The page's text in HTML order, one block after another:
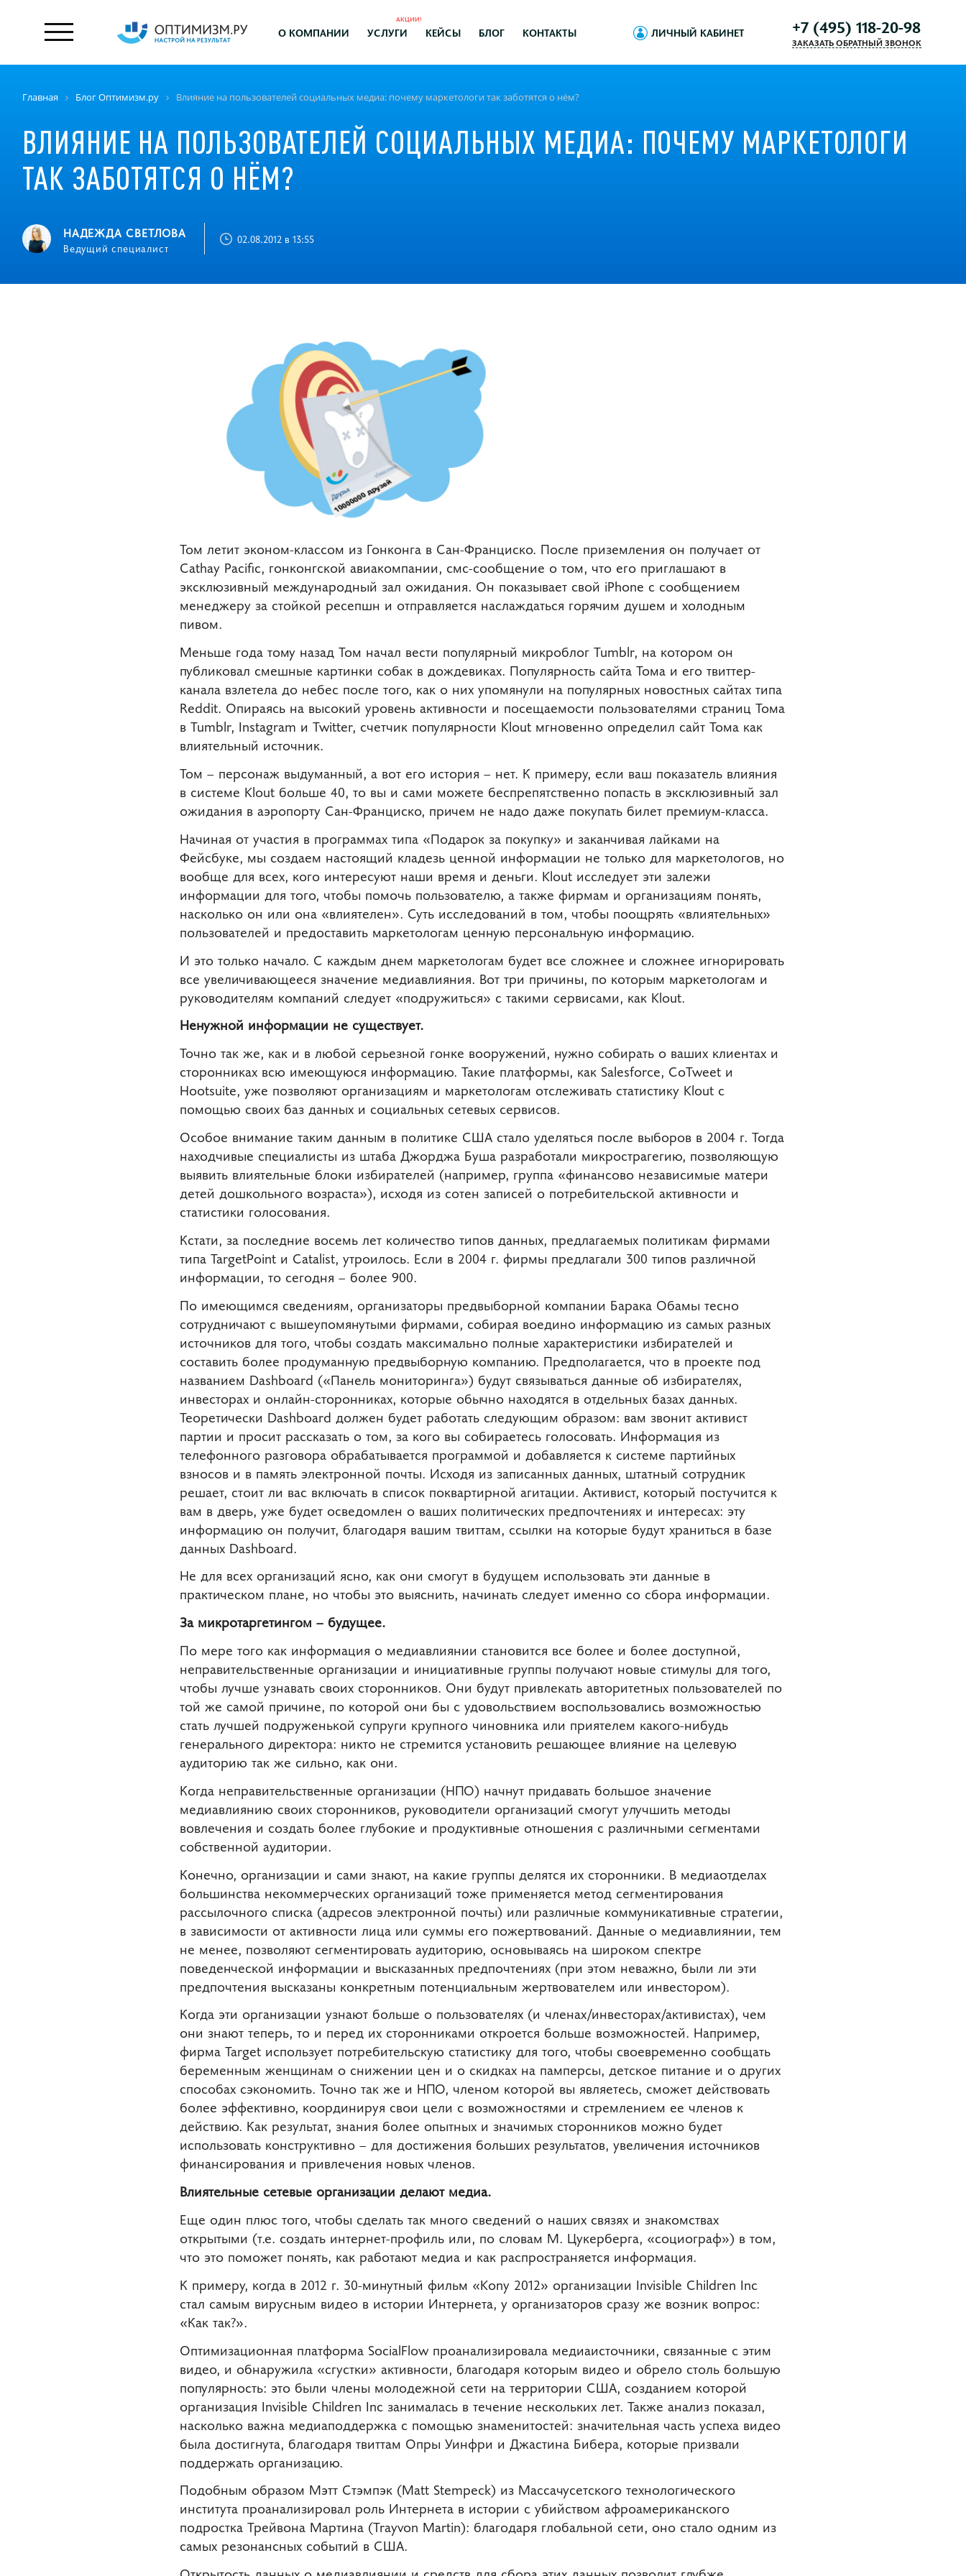
О КОМПАНИИ УСЛУГИ
АКЦИИ!
КЕЙСЫ БЛОГ КОНТАКТЫ ЛИЧНЫЙ КАБИНЕТ +7 (495) 118-20-98
ЗАКАЗАТЬ ОБРАТНЫЙ ЗВОНОК
Главная Блог Оптимизм.ру Влияние на пользователей социальных медиа: почему маркетологи так заботятся о нём?
ВЛИЯНИЕ НА ПОЛЬЗОВАТЕЛЕЙ СОЦИАЛЬНЫХ МЕДИА: ПОЧЕМУ МАРКЕТОЛОГИ
ТАК ЗАБОТЯТСЯ О НЁМ?
НАДЕЖДА СВЕТЛОВА
Ведущий специалист
02.08.2012 в 13:55
Том летит эконом-классом из Гонконга в Сан-Франциско. После приземления он получает от
Cathay Pacific, гонконгской авиакомпании, смс-сообщение о том, что его приглашают в
эксклюзивный международный зал ожидания. Он показывает свой iPhone с сообщением
менеджеру за стойкой ресепшн и отправляется наслаждаться горячим душем и холодным
пивом.
Меньше года тому назад Том начал вести популярный микроблог Tumblr, на котором он
публиковал смешные картинки собак в дождевиках. Популярность сайта Тома и его твиттер-
канала взлетела до небес после того, как о них упомянули на популярных новостных сайтах типа
Reddit. Опираясь на высокий уровень активности и посещаемости пользователями страниц Тома
в Tumblr, Instagram и Twitter, счетчик популярности Klout мгновенно определил сайт Тома как
влиятельный источник.
Том – персонаж выдуманный, а вот его история – нет. К примеру, если ваш показатель влияния
в системе Klout больше 40, то вы и сами можете беспрепятственно попасть в эксклюзивный зал
ожидания в аэропорту Сан-Франциско, причем не надо даже покупать билет премиум-класса.
Начиная от участия в программах типа «Подарок за покупку» и заканчивая лайками на
Фейсбуке, мы создаем настоящий кладезь ценной информации не только для маркетологов, но
вообще для всех, кого интересуют наши время и деньги. Klout исследует эти залежи
информации для того, чтобы помочь пользователю, а также фирмам и организациям понять,
насколько он или она «влиятелен». Суть исследований в том, чтобы поощрять «влиятельных»
пользователей и предоставить маркетологам ценную персональную информацию.
И это только начало. С каждым днем маркетологам будет все сложнее и сложнее игнорировать
все увеличивающееся значение медиавлияния. Вот три причины, по которым маркетологам и
руководителям компаний следует «подружиться» с такими сервисами, как Klout.
Ненужной информации не существует.
Точно так же, как и в любой серьезной гонке вооружений, нужно собирать о ваших клиентах и
сторонниках всю имеющуюся информацию. Такие платформы, как Salesforce, CoTweet и
Hootsuite, уже позволяют организациям и маркетологам отслеживать статистику Klout с
помощью своих баз данных и социальных сетевых сервисов.
Особое внимание таким данным в политике США стало уделяться после выборов в 2004 г. Тогда
находчивые специалисты из штаба Джорджа Буша разработали микрострагегию, позволяющую
выявить влиятельные блоки избирателей (например, группа «финансово независимые матери
детей дошкольного возраста»), исходя из сотен записей о потребительской активности и
статистики голосования.
Кстати, за последние восемь лет количество типов данных, предлагаемых политикам фирмами
типа TargetPoint и Catalist, утроилось. Если в 2004 г. фирмы предлагали 300 типов различной
информации, то сегодня – более 900.
По имеющимся сведениям, организаторы предвыборной компании Барака Обамы тесно
сотрудничают с вышеупомянутыми фирмами, собирая воедино информацию из самых разных
источников для того, чтобы создать максимально полные характеристики избирателей и
составить более продуманную предвыборную компанию. Предполагается, что в проекте под
названием Dashboard («Панель мониторинга») будут связываться данные об избирателях,
инвесторах и онлайн-сторонниках, которые обычно находятся в отдельных базах данных.
Теоретически Dashboard должен будет работать следующим образом: вам звонит активист
партии и просит рассказать о том, за кого вы собираетесь голосовать. Информация из
телефонного разговора обрабатывается программой и добавляется к системе партийных
взносов и в память электронной почты. Исходя из записанных данных, штатный сотрудник
решает, стоит ли вас включать в список поквартирной агитации. Активист, который постучится к
вам в дверь, уже будет осведомлен о ваших политических предпочтениях и интересах: эту
информацию он получит, благодаря вашим твиттам, ссылки на которые будут храниться в базе
данных Dashboard.
Не для всех организаций ясно, как они смогут в будущем использовать эти данные в
практическом плане, но чтобы это выяснить, начинать следует именно со сбора информации.
За микротаргетингом – будущее.
По мере того как информация о медиавлиянии становится все более и более доступной,
неправительственные организации и инициативные группы получают новые стимулы для того,
чтобы лучше узнавать своих сторонников. Они будут привлекать авторитетных пользователей по
той же самой причине, по которой они бы с удовольствием воспользовались возможностью
стать лучшей подруженькой супруги крупного чиновника или приятелем какого-нибудь
генерального директора: никто не стремится установить решающее влияние на целевую
аудиторию так же сильно, как они.
Когда неправительственные организации (НПО) начнут придавать большое значение
медиавлиянию своих сторонников, руководители организаций смогут улучшить методы
вовлечения и создать более глубокие и продуктивные отношения с различными сегментами
собственной аудитории.
Конечно, организации и сами знают, на какие группы делятся их сторонники. В медиаотделах
большинства некоммерческих организаций тоже применяется метод сегментирования
рассылочного списка (адресов электронной почты) или различные коммуникативные стратегии,
в зависимости от активности лица или суммы его пожертвований. Данные о медиавлиянии, тем
не менее, позволяют сегментировать аудиторию, основываясь на широком спектре
поведенческой информации и высказанных предпочтениях (при этом неважно, были ли эти
предпочтения высказаны конкретным потенциальным жертвователем или инвестором).
Когда эти организации узнают больше о пользователях (и членах/инвесторах/активистах), чем
они знают теперь, то и перед их сторонниками откроется больше возможностей. Например,
фирма Target использует потребительскую статистику для того, чтобы своевременно сообщать
беременным женщинам о снижении цен и о скидках на памперсы, детское питание и о других
способах сэкономить. Точно так же и НПО, членом которой вы являетесь, сможет действовать
более эффективно, координируя свои цели с возможностями и стремлением ее членов к
действию. Как результат, знания более опытных и значимых сторонников можно будет
использовать конструктивно – для достижения больших результатов, увеличения источников
финансирования и привлечения новых членов.
Влиятельные сетевые организации делают медиа.
Еще один плюс того, чтобы сделать так много сведений о наших связях и знакомствах
открытыми (т.е. создать интернет-профиль или, по словам М. Цукерберга, «социограф») в том,
что это поможет понять, как работают медиа и как распространяется информация.
К примеру, когда в 2012 г. 30-минутный фильм «Kony 2012» организации Invisible Children Inc
стал самым вирусным видео в истории Интернета, у организаторов сразу же возник вопрос:
«Как так?».
Оптимизационная платформа SocialFlow проанализировала медиаисточники, связанные с этим
видео, и обнаружила «сгустки» активности, благодаря которым видео и обрело столь большую
популярность: это были члены молодежной сети на территории США, созданием которой
организация Invisible Children Inc занималась в течение нескольких лет. Также анализ показал,
насколько важна медиаподдержка с помощью знаменитостей: значительная часть успеха видео
была достигнута, благодаря твиттам Опры Уинфри и Джастина Бибера, которые призвали
поддержать организацию.
Подобным образом Мэтт Стэмпэк (Matt Stempeck) из Массачусетского технологического
института проанализировал роль Интернета в истории с убийством афроамериканского
подростка Трейвона Мартина (Trayvon Martin): благодаря глобальной сети, оно стало одним из
самых резонансных событий в США.